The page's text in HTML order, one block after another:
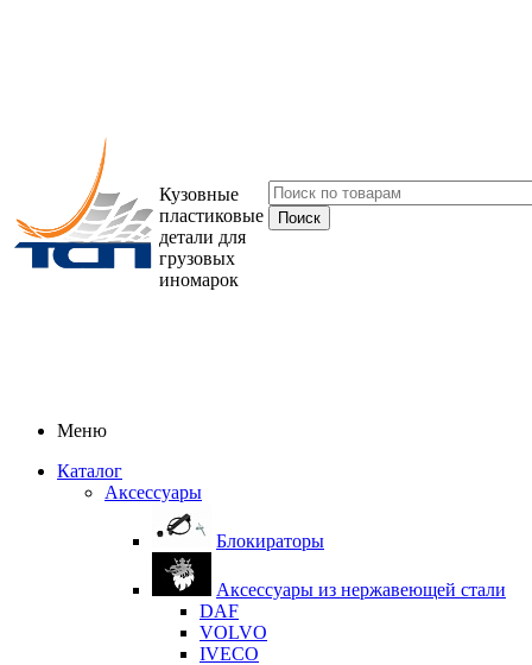
Кузовные
пластиковые
детали для
грузовых
иномарок
Меню
Каталог
Аксессуары
Блокираторы
Аксессуары из нержавеющей стали
DAF
VOLVO
IVECO